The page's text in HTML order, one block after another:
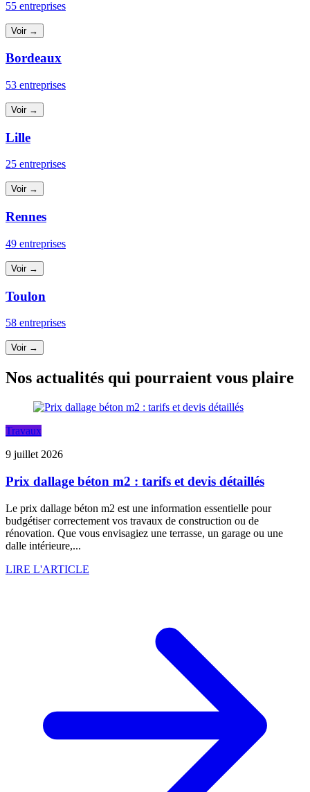
55 entreprises
Voir →
Bordeaux
53 entreprises
Voir →
Lille
25 entreprises
Voir →
Rennes
49 entreprises
Voir →
Toulon
58 entreprises
Voir →
Nos actualités qui pourraient vous plaire
Travaux
9 juillet 2026
Prix dallage béton m2 : tarifs et devis détaillés
Le prix dallage béton m2 est une information essentielle pour
budgétiser correctement vos travaux de construction ou de
rénovation. Que vous envisagiez une terrasse, un garage ou une
dalle intérieure,...
LIRE L'ARTICLE